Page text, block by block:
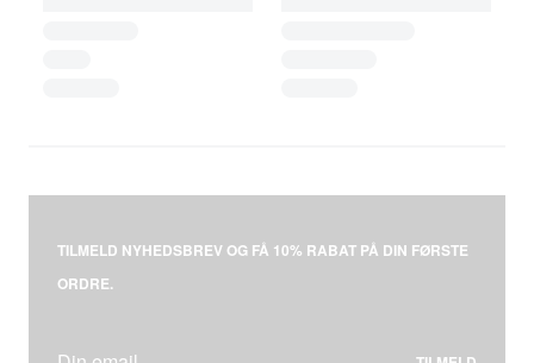
TILMELD NYHEDSBREV OG FÅ 10% RABAT PÅ DIN FØRSTE
ORDRE.